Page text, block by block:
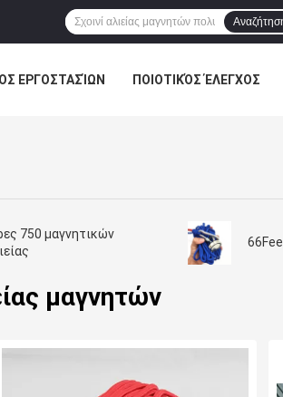
ΕΡΓΟΣΤΑΣΊΩΝ ΠΟΙΟΤΙΚΌΣ ΈΛΕΓΧΟΣ
750 μαγνητικών
μαγνητών